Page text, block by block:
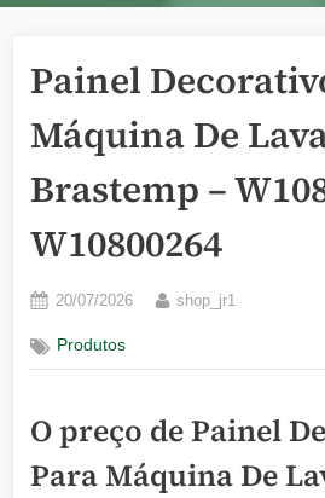
Painel
Máquina De
Brastemp –
W10800264
Posted
20/07/2026 By
shop_jr1
Produtos
O preço de Painel
Para Máquina De